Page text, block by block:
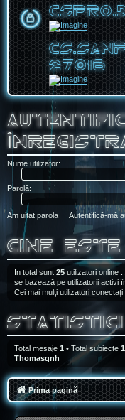
27016
Nume utilizator:
Parolă:
Am uitat parola Autentifică-mă
Cine
In total sunt 25 utilizatori online
se bazează pe utilizatorii activi
Cei mai mulţi utilizatori conectaţi
Statistici
Total mesaje 1 • Total subiecte 1
Thomasqnh
Prima pagină